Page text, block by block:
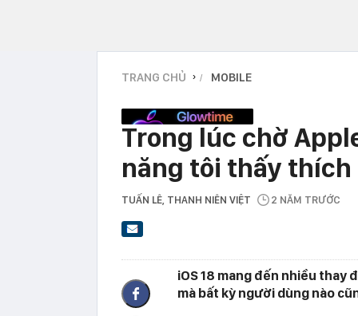
TRANG CHỦ › MOBILE
Trong lúc chờ
năng tôi thấy thích
TUẤN LÊ , THANH NIÊN VIỆT 2 NĂM TRƯỚC
iOS 18 mang đến nhiều thay
mà bất kỳ người dùng nào